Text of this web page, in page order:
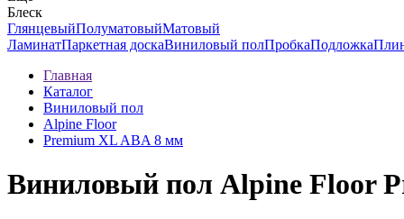
Блеск
ГлянцевыйПолуматовыйМатовый
ЛаминатПаркетная доскаВиниловый полПробкаПодложка
Главная
Каталог
Виниловый пол
Alpine Floor
Premium XL ABA 8 мм
Виниловый пол Alpine Floor